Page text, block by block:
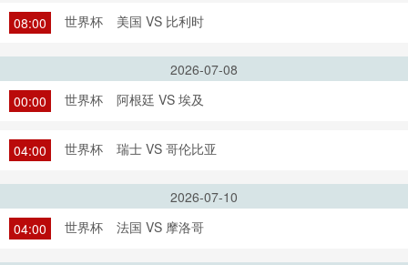
08:00 世界杯 美国 VS 比利时
2026-07-08
00:00
世界杯 阿根廷 VS 埃及
04:00 世界杯 瑞士 VS 哥伦比亚
2026-07-10
04:00
世界杯 法国 VS 摩洛哥